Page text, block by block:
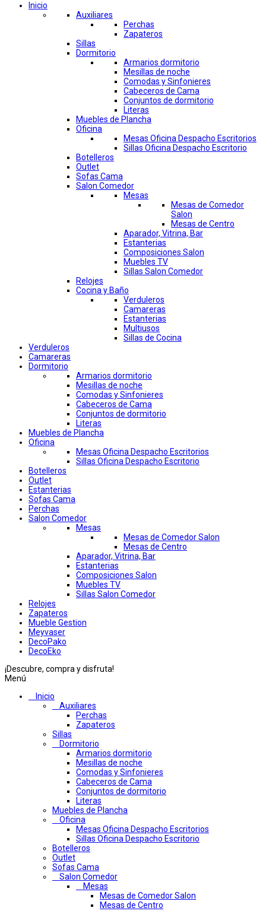
Inicio
Auxiliares
Perchas
Zapateros
Sillas
Dormitorio
Armarios dormitorio
Mesillas de noche
Comodas y Sinfonieres
Cabeceros de Cama
Conjuntos de dormitorio
Literas
Muebles de Plancha
Oficina
Mesas Oficina Despacho Escritorios
Sillas Oficina Despacho Escritorio
Botelleros
Outlet
Sofas Cama
Salon Comedor
Mesas
Mesas de Comedor
Salon
Mesas de Centro
Aparador, Vitrina, Bar
Estanterias
Composiciones Salon
Muebles TV
Sillas Salon Comedor
Relojes
Cocina y Baño
Verduleros
Camareras
Estanterias
Multiusos
Sillas de Cocina
Verduleros
Camareras
Dormitorio
Armarios dormitorio
Mesillas de noche
Comodas y Sinfonieres
Cabeceros de Cama
Conjuntos de dormitorio
Literas
Muebles de Plancha
Oficina
Mesas Oficina Despacho Escritorios
Sillas Oficina Despacho Escritorio
Botelleros
Outlet
Estanterias
Sofas Cama
Perchas
Salon Comedor
Mesas
Mesas de Comedor Salon
Mesas de Centro
Aparador, Vitrina, Bar
Estanterias
Composiciones Salon
Muebles TV
Sillas Salon Comedor
Relojes
Zapateros
Mueble Gestion
Meyvaser
DecoPako
DecoEko
¡Descubre, compra y disfruta!
Menú
Inicio
Auxiliares
Perchas
Zapateros
Sillas
Dormitorio
Armarios dormitorio
Mesillas de noche
Comodas y Sinfonieres
Cabeceros de Cama
Conjuntos de dormitorio
Literas
Muebles de Plancha
Oficina
Mesas Oficina Despacho Escritorios
Sillas Oficina Despacho Escritorio
Botelleros
Outlet
Sofas Cama
Salon Comedor
Mesas
Mesas de Comedor Salon
Mesas de Centro